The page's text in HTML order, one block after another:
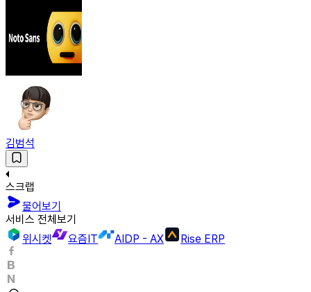
김범석
스크랩
물어보기
서비스 전체보기
위시켓
요즘IT AIDP - AX Rise ERP